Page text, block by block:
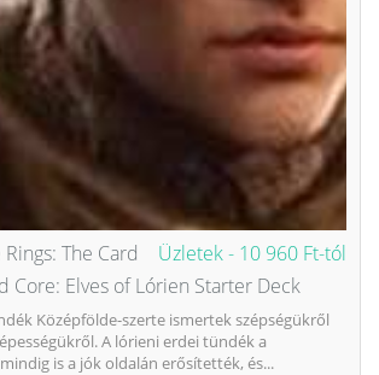
Üzletek - 10 960 Ft-tól
The Card
Core: Elves of Lórien Starter Deck
Középfölde-szerte ismertek szépségükről
A lórieni erdei tündék a
is a jók oldalán erősítették, és...